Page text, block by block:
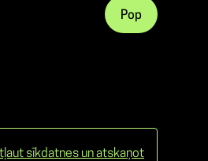
Pop
sīkdatnes un atskaņot